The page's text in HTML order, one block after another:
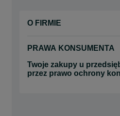
O FIRMIE
PRAWA KONSUMENTA
Twoje zakupy u
przez prawo ochrony